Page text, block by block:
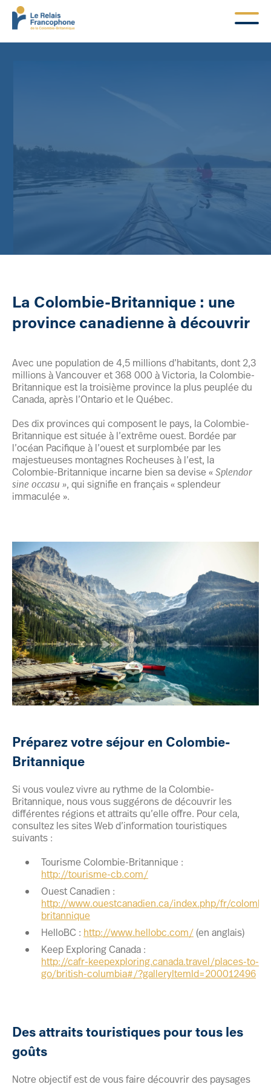
La Colombie-Britannique : une
province canadienne à découvrir
Avec une population de 4,5 millions d’habitants, dont 2,3
millions à Vancouver et 368 000 à Victoria, la Colombie-
Britannique est la troisième province la plus peuplée du
Canada, après l’Ontario et le Québec.
Des dix provinces qui composent le pays, la Colombie-
Britannique est située à l’extrême ouest. Bordée par
l’océan Pacifique à l’ouest et surplombée par les
majestueuses montagnes Rocheuses à l’est, la
Colombie-Britannique incarne bien sa devise «Splendor
sine occasu », qui signifie en français « splendeur
immaculée ».
Préparez votre séjour en Colombie-
Britannique
Si vous voulez vivre au rythme de la Colombie-
Britannique, nous vous suggérons de découvrir les
différentes régions et attraits qu’elle offre. Pour cela,
consultez les sites Web d’information touristiques
suivants :
Tourisme Colombie-Britannique :
http://tourisme-cb.com/
Ouest Canadien :
http://www.ouestcanadien.ca/index.php/fr/
britannique
HelloBC : http://www.hellobc.com/(en anglais)
Keep Exploring Canada :
http://cafr-keepexploring.canada.travel/places-to-
go/british-columbia#/?galleryItemId=200012496
Des attraits touristiques pour tous les
goûts
Notre objectif est de vous faire découvrir des paysages